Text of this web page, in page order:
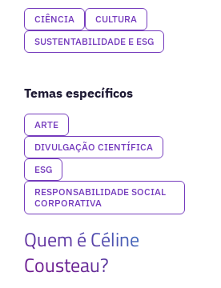
CIÊNCIA
CULTURA
SUSTENTABILIDADE E ESG
Temas específicos
ARTE
DIVULGAÇÃO CIENTÍFICA
ESG
RESPONSABILIDADE SOCIAL
CORPORATIVA
Quem é Céline
Cousteau?